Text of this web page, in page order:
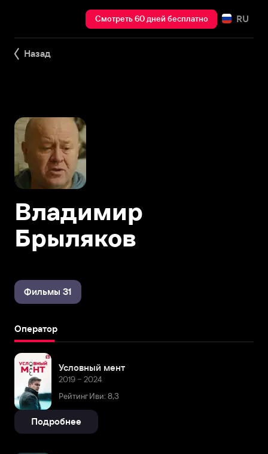
Смотреть 60 дней бесплатно RU
Назад
Владимир
Брыляков
Фильмы 31
Оператор
Условный мент
2019 – 2024
Рейтинг Иви: 8,3
Подробнее